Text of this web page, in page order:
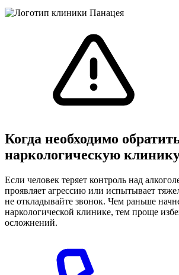
Когда необходимо
наркологическую
Если человек теряет контроль над
проявляет агрессию или испытывает
не откладывайте звонок. Чем раньше
наркологической клинике, тем проще
осложнений.